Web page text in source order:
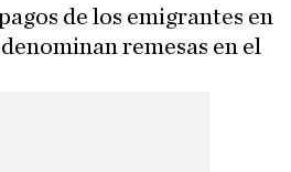
de los emigrantes en
remesas en el